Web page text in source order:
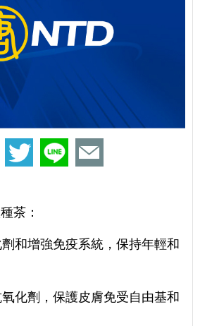
茶：
和增強免疫系統，保持年輕和
化劑，保護皮膚免受自由基和